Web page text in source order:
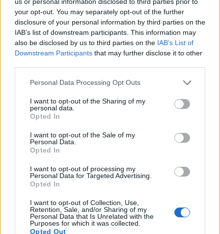
your opt-out. You may separately opt-out of the further
disclosure of your personal information by third parties on the
IAB’s list of downstream participants. This information may
also be disclosed by us to third parties on the IAB’s List of
Downstream Participants that may further disclose it to other
Please note that this website/app uses one or more Google
not limited to your visit or usage behaviour. You may click to
grant or deny consent to Google and its third-party tags to
use your data for below specified purposes in below Google
consent section.
Personal Data Processing Opt Outs
I want to opt-out of the Sharing of my
personal data.
Opted In
I want to opt-out of the Sale of my
Personal Data.
Opted In
I want to opt-out of processing my
Personal Data for Targeted Advertising.
Opted In
I want to opt-out of Collection, Use,
Retention, Sale, and/or Sharing of my
Personal Data that Is Unrelated with the
Purposes for which it was collected.
Opted Out
hakbang para sa iyong puso.
Close-up ng isang cinnamon stick na may kumikinang
na simbolo ng puso sa background.
I-click o i-tap ang larawan para sa karagdagang
Pagpapabuti ng Sensitibidad ng
Insulin